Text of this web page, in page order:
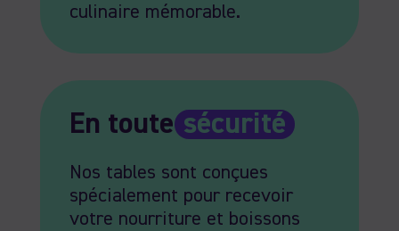
culinaire mémorable.
En toutesécurité
Nos tables sont conçues
spécialement pour recevoir
votre nourriture et boissons